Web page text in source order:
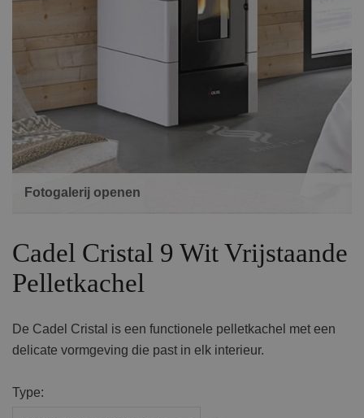
Fotogalerij openen
Cadel Cristal 9 Wit Vrijstaande
Pelletkachel
De Cadel Cristal is een functionele pelletkachel met een
delicate vormgeving die past in elk interieur.
Type: